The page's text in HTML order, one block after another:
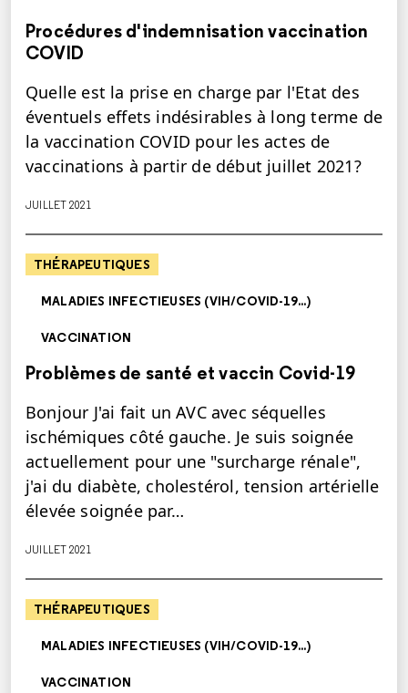
Procédures d'indemnisation vaccination
COVID
Quelle est la prise en charge par l'Etat des
éventuels effets indésirables à long terme de
la vaccination COVID pour les actes de
vaccinations à partir de début juillet 2021?
JUILLET 2021
THÉRAPEUTIQUES
MALADIES INFECTIEUSES (VIH/COVID-19...)
VACCINATION
Problèmes de santé et vaccin Covid-19
Bonjour J'ai fait un AVC avec séquelles
ischémiques côté gauche. Je suis soignée
actuellement pour une "surcharge rénale",
j'ai du diabète, cholestérol, tension artérielle
élevée soignée par…
JUILLET 2021
THÉRAPEUTIQUES
MALADIES INFECTIEUSES (VIH/COVID-19...)
VACCINATION